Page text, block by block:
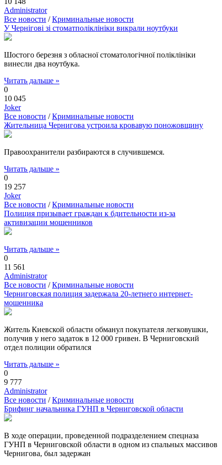
Administrator
Все новости /Криминальные новости
У Чернігові зі стоматполіклініки викрали ноутбуки
Шостого березня з обласної стоматологічної поліклініки
винесли два ноутбука.
Читать дальше »
0
10 045
Joker
Все новости /Криминальные новости
Жительница Чернигова устроила кровавую поножовщину
Правоохранители разбираются в случившемся.
Читать дальше »
0
19 257
Joker
Все новости /Криминальные новости
Полиция призывает граждан к бдительности из-за
активизации мошенников
Читать дальше »
0
11 561
Administrator
Все новости /Криминальные новости
Черниговская полиция задержала 20-летнего интернет-
мошенника
Житель Киевской области обманул покупателя легковушки,
получив у него задаток в 12 000 гривен. В Черниговский
отдел полиции обратился
Читать дальше »
0
9 777
Administrator
Все новости /Криминальные новости
Брифинг начальника ГУНП в Черниговской области
В ходе операции, проведенной подразделением спецназа
ГУНП в Черниговской области в одном из спальных массивов
Чернигова, был задержан